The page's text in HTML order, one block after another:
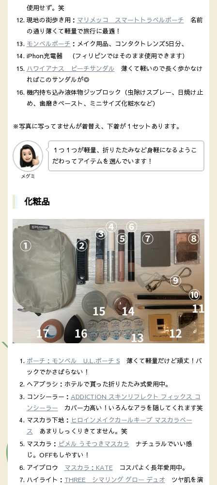
使用せず。笑
現地の街歩き用： マリメッコ スマートトラベルポーチ 名前
の通り薄くて軽量で旅行に最適！
モンベルポーチ ：メイク用品、コンタクトレンズ5日分、
iPhon充電器 （フィリピンではそのまま使用できます）
ハワイアナス ビーチサンダル 薄くて軽いので長く歩かなけ
ればこのサンダルが◎
機内持ち込み液体物ジップロック（虫除けスプレー、日焼け止
め、歯磨きペースト、ミニサイズ化粧水など）
※写真に写ってませんが着替え、下着が１セットあります。
メグミ
１つ１つが軽量、折りたたみなど身軽になるようこ
だわってアイテムを選んでいます！
化粧品
ポーチ：モンベル U.L.ポーチ S 薄くて軽量だけど頑丈！バ
ックでかさばらない！
ヘアブラシ：ホテルで貰った折りたたみ式愛用中。
コンシーラー： ADDICTION スキンリフレクト フィックス コ
ンシーラー カバー力高い！いろんなアラを隠してくれます笑
マスカラ下地： ヒロインメイクカールキープ マスカラベー
ス あまりしっくりきてません。笑
マスカラ： ピメル うそつきマスカラ ナチュラルでいい感
じ。OFFもしやすい！
アイブロウ マスカラ：KATEコスパよく長年愛用中。
ハイライト： THREE シマリング グロー デュオ ツヤ肌を演